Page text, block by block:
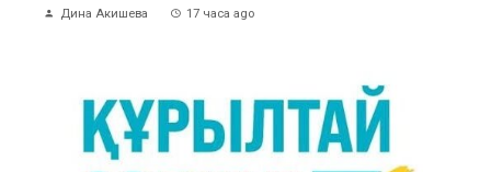
Дина Акишева 17 часа ago